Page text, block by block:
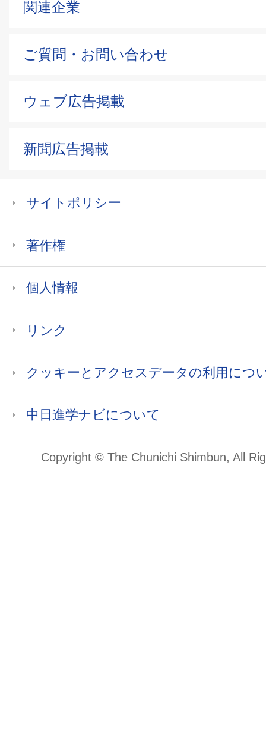
関連企業
ご質問・お問い合わせ
ウェブ広告掲載
新聞広告掲載
サイトポリシー
著作権
個人情報
リンク
クッキーとアクセスデータの利用につ
中日進学ナビについて
Copyright © The Chunichi Shimbun, All